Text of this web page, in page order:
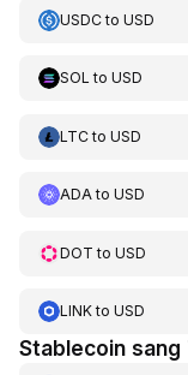
USDCto USD
SOL to USD
LTCto USD
ADAto USD
DOT to USD
LINKto USD
Stablecoin sang